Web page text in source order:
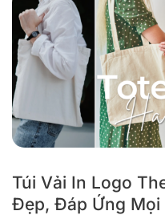
Túi Vải In Logo
Đẹp, Đáp Ứng Mọi